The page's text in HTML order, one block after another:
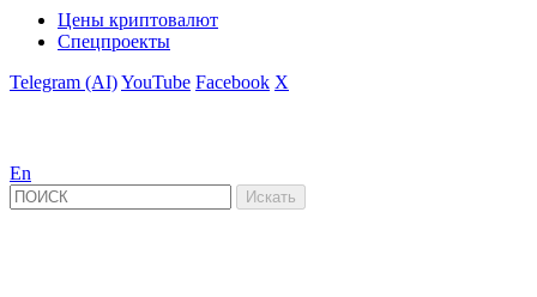
Цены криптовалют
Спецпроекты
Telegram (AI)YouTube Facebook X
En